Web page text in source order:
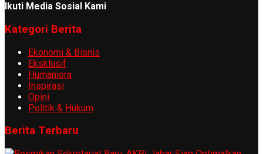
Ikuti Media Sosial Kami
Kategori Berita
Ekonomi & Bisnis
Eksklusif
Humaniora
Inspirasi
Opini
Politik & Hukum
Berita Terbaru